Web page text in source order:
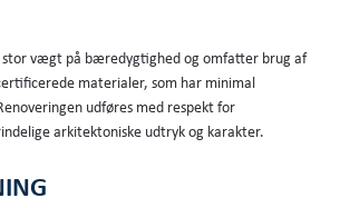
vægt på bæredygtighed og omfatter brug af
materialer, som har minimal
udføres med respekt for
arkitektoniske udtryk og karakter.